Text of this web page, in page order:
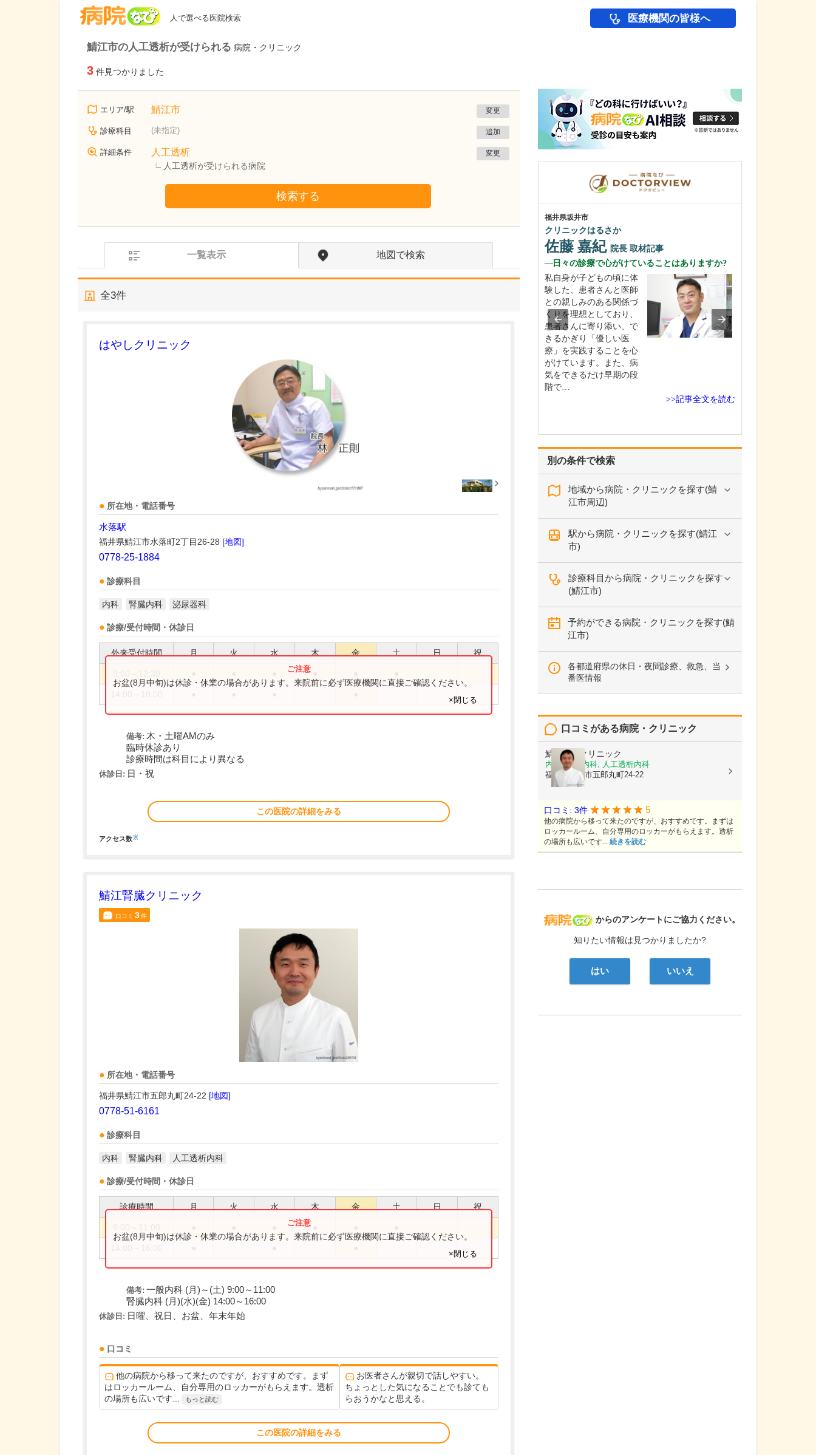
人で選べる医院検索 医療機関の皆様へ
鯖江市の人工透析が受けられる 病院・クリニック
3 件見つかりました
エリア/駅 鯖江市 変更
診療科目 (未指定) 追加
詳細条件 人工透析
人工透析が受けられる病院
変更
検索する
一覧表示 地図で検索
全3件
はやしクリニック
所在地・電話番号
水落駅
福井県鯖江市水落町2丁目26-28 [地図]
0778-25-1884
診療科目
内科 腎臓内科 泌尿器科
診療/受付時間・休診日
外来受付時間 月 火 水 木 金 土 日 祝
お盆(8月中旬)は休診・休業の場合があります。来院前に必ず医療機関に直接ご確認ください。
×閉じる
備考: 木・土曜AMのみ
臨時休診あり
診療時間は科目により異なる
休診日: 日・祝
この医院の詳細をみる
アクセス数※
鯖江腎臓クリニック
口コミ 3件
所在地・電話番号
福井県鯖江市五郎丸町24-22 [地図]
0778-51-6161
診療科目
内科 腎臓内科 人工透析内科
診療/受付時間・休診日
診療時間 月 火 水 木 金 土 日 祝
お盆(8月中旬)は休診・休業の場合があります。来院前に必ず医療機関に直接ご確認ください。
×閉じる
備考: 一般内科 (月)～(土) 9:00～11:00
腎臓内科 (月)(水)(金) 14:00～16:00
休診日: 日曜、祝日、お盆、年末年始
口コミ
他の病院から移って来たのですが、おすすめです。まず
はロッカールーム、自分専用のロッカーがもらえます。透析
の場所も広いです...
もっと読む
お医者さんが親切で話しやすい。
ちょっとした気になることでも診ても
らおうかなと思える。
この医院の詳細をみる
別の条件で検索
地域から病院・クリニックを探す(鯖
江市周辺)
駅から病院・クリニックを探す(鯖江
市)
診療科目から病院・クリニックを探す
(鯖江市)
予約ができる病院・クリニックを探す(鯖
江市)
各都道府県の休日・夜間診療、救急、当
番医情報
病院なび
からのアンケートにご協力ください。
知りたい情報は見つかりましたか?
はい いいえ
口コミがある病院・クリニック
鯖江腎臓クリニック
内科, 腎臓内科, 人工透析内科
福井県鯖江市五郎丸町24-22
口コミ: 3件 5
他の病院から移って来たのですが、おすすめです。まずは
ロッカールーム、自分専用のロッカーがもらえます。透析
の場所も広いです... 続きを読む
福井県坂井市
クリニックはるさか
佐藤 嘉紀 院長 取材記事
日々の診療で心がけていることはありますか?
私自身が子どもの頃に体
験した、患者さんと医師
との親しみのある関係づ
くりを理想としており、
患者さんに寄り添い、で
きるかぎり「優しい医
療」を実践することを心
がけています。また、病
気をできるだけ早期の段
階で…
>>記事全文を読む
八王子北野バリュー整形外科
竹内 賢一院長
クリニック名にはどのような想いが込められて
で…